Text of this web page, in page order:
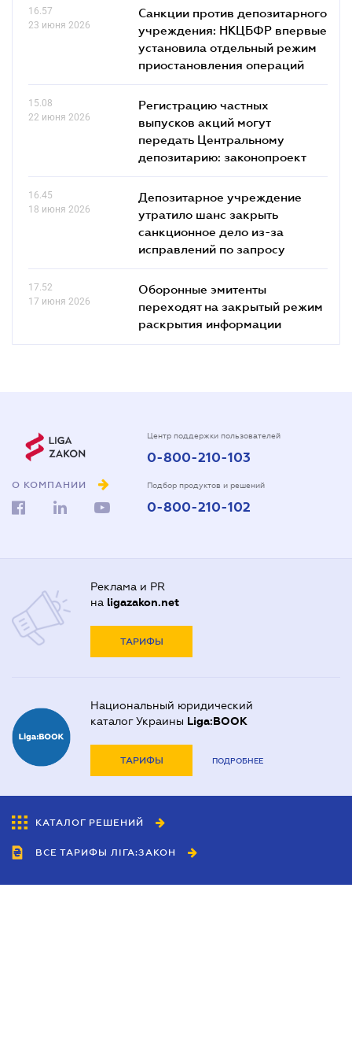
16.57
23 июня 2026
Санкции против депозитарного
учреждения: НКЦБФР впервые
установила отдельный режим
приостановления операций
15.08
22 июня 2026
Регистрацию частных
выпусков акций могут
передать Центральному
депозитарию: законопроект
16.45
18 июня 2026
Депозитарное учреждение
утратило шанс закрыть
санкционное дело из-за
исправлений по запросу
17.52
17 июня 2026
Оборонные эмитенты
переходят на закрытый режим
раскрытия информации
О КОМПАНИИ
Центр поддержки пользователей
0-800-210-103
Подбор продуктов и решений
0-800-210-102
Реклама и PR
на ligazakon.net
ТАРИФЫ
Национальный юридический
каталог Украины Liga:BOOK
ТАРИФЫ ПОДРОБНЕЕ
КАТАЛОГ РЕШЕНИЙ
ВСЕ ТАРИФЫ ЛІГА:ЗАКОН